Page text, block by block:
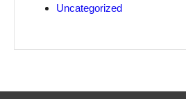
Uncategorized